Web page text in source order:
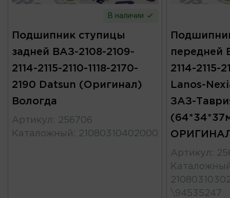
В наличии
Подшипник ступицы
задней ВАЗ-2108-2109-
2114-2115-2110-1118-2170-
2190 Datsun (Оригинал)
Вологда
Артикул : 256706
Каталожный : 21080310402000
передней
2114-2115-
Lanos-
ЗАЗ-
Артикул :
\94535247